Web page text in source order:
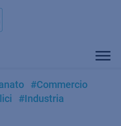
#Commercio
#Industria